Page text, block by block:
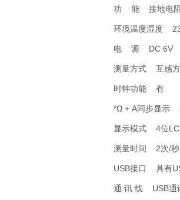
功 能 接地电阻
环境温度湿度
电 源 DC 6V （
测量方式 互感
时钟功能 有
*Ω + A同步显示
显示模式 4位
测量时间 2次/秒
USB接口 具有
通 讯 线 USB通